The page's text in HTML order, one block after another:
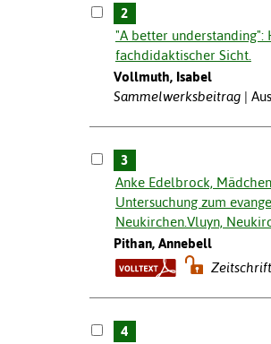
2
"A better understanding":
fachdidaktischer Sicht.
Vollmuth, Isabel
Sammelwerksbeitrag
3
Anke Edelbrock,
Untersuchung zum
Neukirchen.Vluyn,
Pithan, Annebell
4